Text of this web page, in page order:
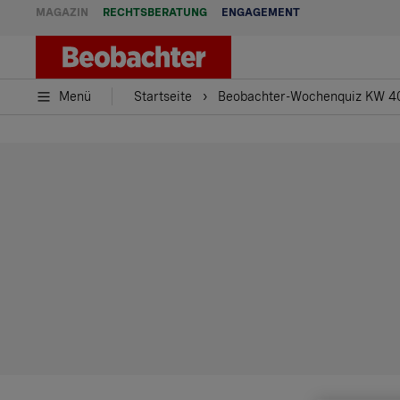
MAGAZIN RECHTSBERATUNG ENGAGEMENT
Menü Startseite Beobachter-Wochenquiz KW